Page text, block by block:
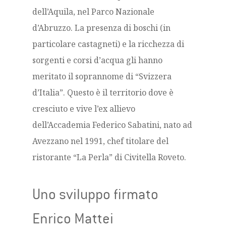
dell’Aquila, nel Parco Nazionale
d’Abruzzo. La presenza di boschi (in
particolare castagneti) e la ricchezza di
sorgenti e corsi d’acqua gli hanno
meritato il soprannome di “Svizzera
d’Italia”. Questo è il territorio dove è
cresciuto e vive l’ex allievo
dell’Accademia Federico Sabatini, nato ad
Avezzano nel 1991, chef titolare del
ristorante “La Perla” di Civitella Roveto.
Uno sviluppo firmato
Enrico Mattei